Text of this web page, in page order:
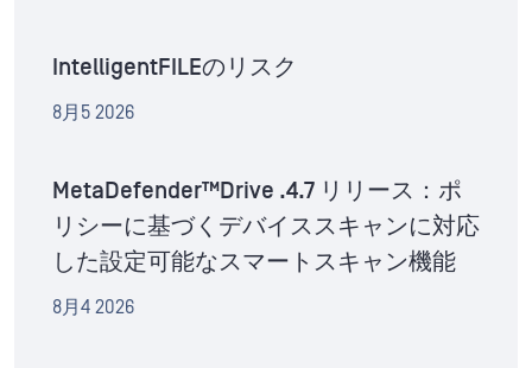
IntelligentFILEのリスク
8月5 2026
MetaDefender™Drive .4.7 リリース：ポ
リシーに基づくデバイススキャンに対応
した設定可能なスマートスキャン機能
8月4 2026